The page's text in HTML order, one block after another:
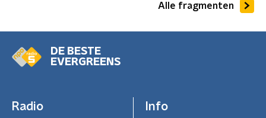
Alle fragmenten
DE BESTE
EVERGREENS
Radio Info